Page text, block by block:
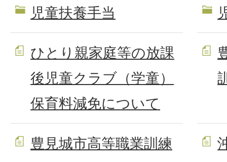
児童扶養手当
ひとり親家庭等の放課
後児童クラブ（学童）
保育料減免について
豊見城市高等職業訓練